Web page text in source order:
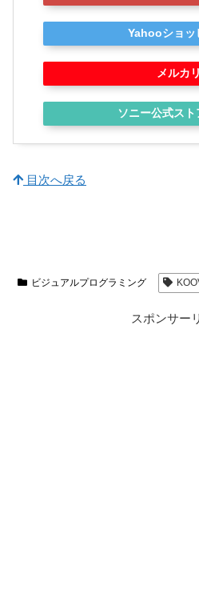
Yahooショッ
メルカリ
ソニー公式ス
目次へ戻る
ビジュアルプログラミング
スポンサー